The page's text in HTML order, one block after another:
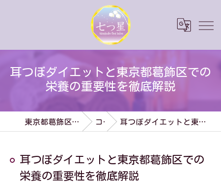
耳つぼダイエットと東京都葛飾区での
栄養の重要性を徹底解説
東京都葛飾区のダイエットなら七つ星 コラム 耳つぼダイエットと東京都葛飾区での栄養の重要性を徹底解説
耳つぼダイエットと東京都葛飾区での
栄養の重要性を徹底解説